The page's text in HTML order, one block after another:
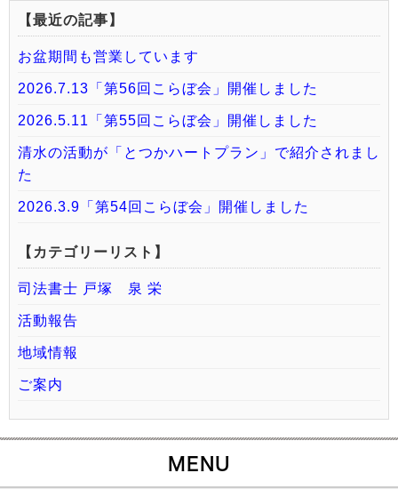
【最近の記事】
お盆期間も営業しています
2026.7.13「第56回こらぼ会」開催しました
2026.5.11「第55回こらぼ会」開催しました
清水の活動が「とつかハートプラン」で紹介されまし
た
2026.3.9「第54回こらぼ会」開催しました
【カテゴリーリスト】
司法書士 戸塚 泉 栄
活動報告
地域情報
ご案内
MENU